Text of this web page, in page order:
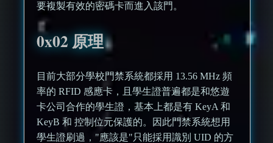
要複製有效的密碼卡而進入該門。
0x02 原理
目前大部分學校門禁系統都採用 13.56 MHz 頻
率的 RFID 感應卡，且學生證普遍都是和悠遊
卡公司合作的學生證，基本上都是有 KeyA 和
KeyB 和 控制位元保護的。因此門禁系統想用
學生證刷過，"應該是"只能採用識別 UID 的方